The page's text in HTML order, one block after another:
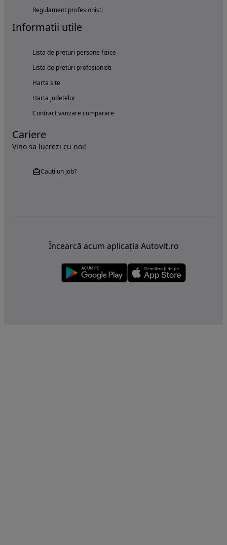
Regulament profesionisti
Informatii utile
Lista de preturi persone fizice
Lista de preturi profesionisti
Harta site
Harta judetelor
Contract vanzare cumparare
Cariere
Vino sa lucrezi cu noi!
Cauți un job?
Încearcă acum aplicația Autovit.ro